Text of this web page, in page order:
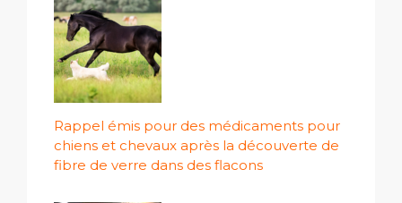
Rappel émis pour des médicaments pour
chiens et chevaux après la découverte de
fibre de verre dans des flacons